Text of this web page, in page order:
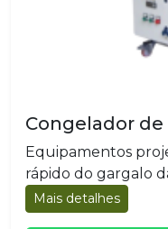
Congelador de
Equipamentos
rápido do gargalo
Mais detalhes